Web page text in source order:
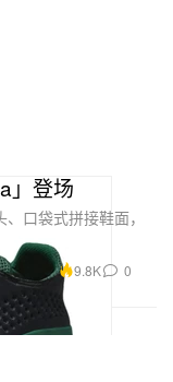
」登场
口袋式拼接鞋面，
9.8K 0